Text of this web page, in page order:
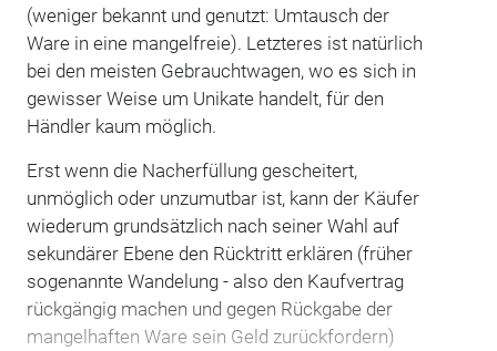
(weniger bekannt und genutzt: Umtausch der
Ware in eine mangelfreie). Letzteres ist natürlich
bei den meisten Gebrauchtwagen, wo es sich in
gewisser Weise um Unikate handelt, für den
Händler kaum möglich.
Erst wenn die Nacherfüllung gescheitert,
unmöglich oder unzumutbar ist, kann der Käufer
wiederum grundsätzlich nach seiner Wahl auf
sekundärer Ebene den Rücktritt erklären (früher
sogenannte Wandelung - also den Kaufvertrag
rückgängig machen und gegen Rückgabe der
mangelhaften Ware sein Geld zurückfordern)